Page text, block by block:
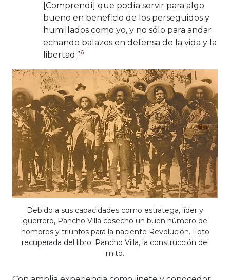
[Comprendí] que podía servir para algo
bueno en beneficio de los perseguidos y
humillados como yo, y no sólo para andar
echando balazos en defensa de la vida y la
libertad.”6
Debido a sus capacidades como estratega, líder y
guerrero, Pancho Villa cosechó un buen número de
hombres y triunfos para la naciente Revolución. Foto
recuperada del libro: Pancho Villa, la construcción del
mito.